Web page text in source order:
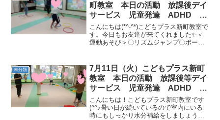
町教室 本日の活動 放課後デイ
サービス 児童発達 ADHD 療
育 発達障がい
こんにちは(*^-^*)こどもプラス新町教室で
す。今日もお友達が来てくれました✨＜
運動あそび＞〇リズムジャンプ〇ボール
ランポリン → くねくね平均台 → カ...
未分類
7月11日（火）こどもプラス新町
教室 本日の活動 放課後等デイ
サービス 児童発達 ADHD 療
育 発達障がい
こんにちは！こどもプラス新町教室です
(^^♪暑い日が続いているので室内にいる
時にもしっかり水分補給をしましょう！